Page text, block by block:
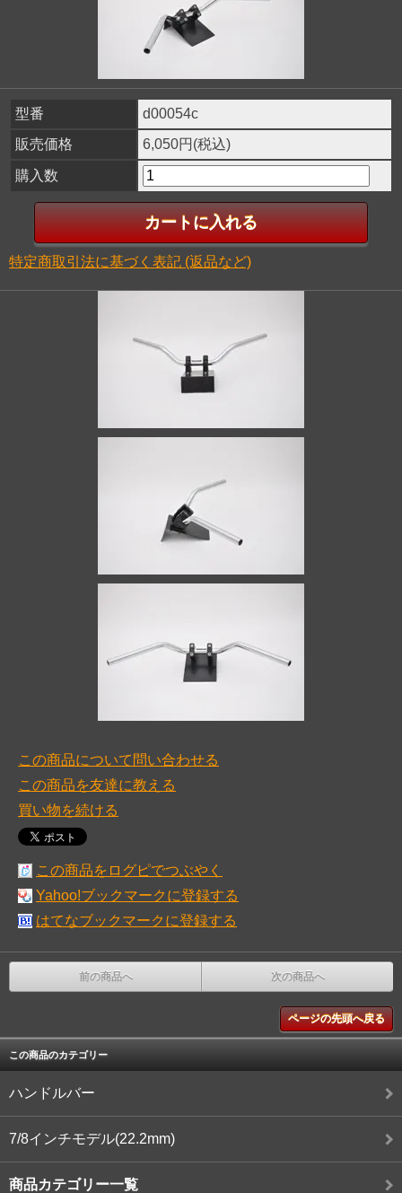
型番
d00054c
販売価格
6,050円(税込)
購入数
特定商取引法に基づく表記 (返品など)
この商品について問い合わせる
この商品を友達に教える
買い物を続ける
この商品をログピでつぶやく
Yahoo!ブックマークに登録する
はてなブックマークに登録する
前の商品へ 次の商品へ
ページの先頭へ戻る
この商品のカテゴリー
ハンドルバー
7/8インチモデル(22.2mm)
商品カテゴリー一覧